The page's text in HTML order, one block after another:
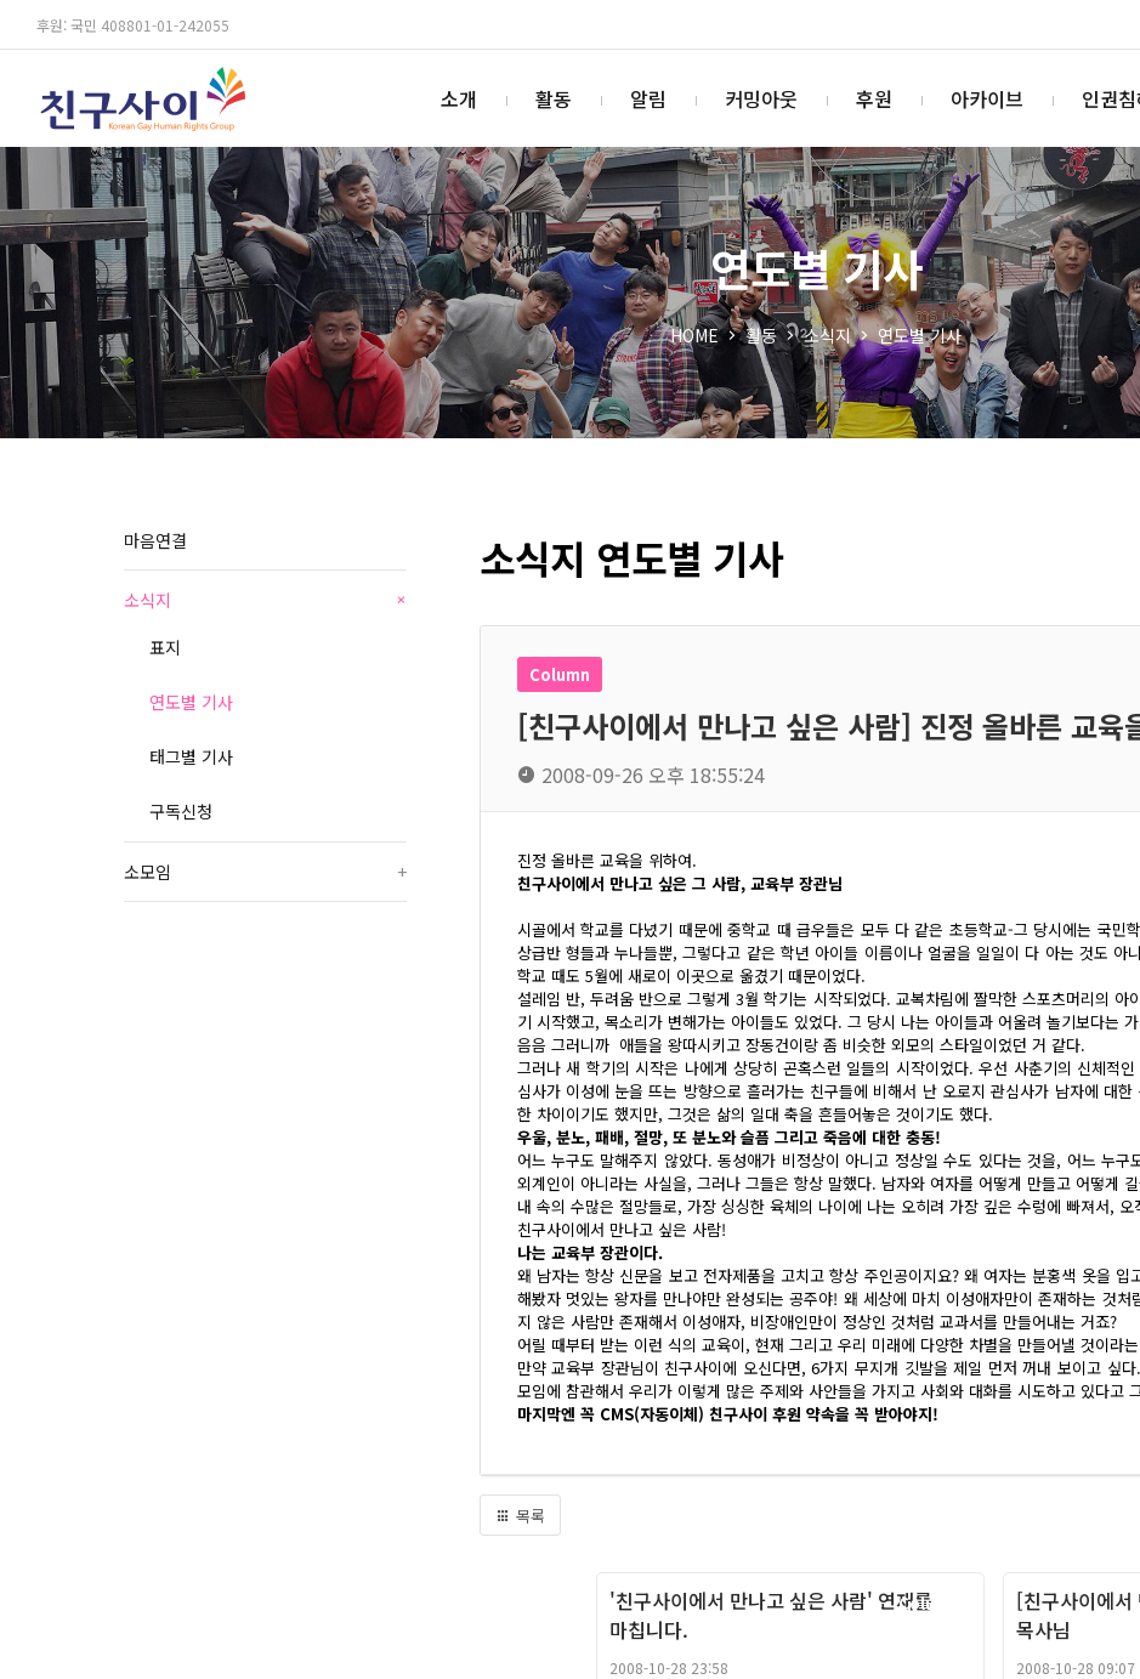
후원: 국민 408801-01-242055
소개 활동 알림 커밍아웃 후원 아카이브 인권
연도별 기사
HOME 활동 소식지 연도별 기사
마음연결
소식지 +
표지
연도별 기사
태그별 기사
구독신청
소모임 +
소식지 연도별 기사
Column
[친구사이에서 만나고 싶은 사람] 진정 올바른 교육
2008-09-26 오후 18:55:24
진정 올바른 교육을 위하여.
친구사이에서 만나고 싶은 그 사람, 교육부 장관님
시골에서 학교를 다녔기 때문에 중학교 때 급우들은 모두 다 같은 초등학교-그 당시에는 국민
상급반 형들과 누나들뿐, 그렇다고 같은 학년 아이들 이름이나 얼굴을 일일이 다 아는 것도 아
학교 때도 5월에 새로이 이곳으로 옮겼기 때문이었다.
설레임 반, 두려움 반으로 그렇게 3월 학기는 시작되었다. 교복차림에 짤막한 스포츠머리의
기 시작했고, 목소리가 변해가는 아이들도 있었다. 그 당시 나는 아이들과 어울려 놀기보다는
음음 그러니까 애들을 왕따시키고 장동건이랑 좀 비슷한 외모의 스타일이었던 거 같다.
그러나 새 학기의 시작은 나에게 상당히 곤혹스런 일들의 시작이었다. 우선 사춘기의 신체적
심사가 이성에 눈을 뜨는 방향으로 흘러가는 친구들에 비해서 난 오로지 관심사가 남자에 대
한 차이이기도 했지만, 그것은 삶의 일대 축을 흔들어놓은 것이기도 했다.
우울, 분노, 패배, 절망, 또 분노와 슬픔 그리고 죽음에 대한 충동!
어느 누구도 말해주지 않았다. 동성애가 비정상이 아니고 정상일 수도 있다는 것을, 어느 누
외계인이 아니라는 사실을, 그러나 그들은 항상 말했다. 남자와 여자를 어떻게 만들고 어떻게
내 속의 수많은 절망들로, 가장 싱싱한 육체의 나이에 나는 오히려 가장 깊은 수렁에 빠져서,
친구사이에서 만나고 싶은 사람!
나는 교육부 장관이다.
왜 남자는 항상 신문을 보고 전자제품을 고치고 항상 주인공이지요? 왜 여자는 분홍색 옷을
해봤자 멋있는 왕자를 만나야만 완성되는 공주야! 왜 세상에 마치 이성애자만이 존재하는 것
지 않은 사람만 존재해서 이성애자, 비장애인만이 정상인 것처럼 교과서를 만들어내는 거죠?
어릴 때부터 받는 이런 식의 교육이, 현재 그리고 우리 미래에 다양한 차별을 만들어낼 것이라
만약 교육부 장관님이 친구사이에 오신다면, 6가지 무지개 깃발을 제일 먼저 꺼내 보이고 싶
모임에 참관해서 우리가 이렇게 많은 주제와 사안들을 가지고 사회와 대화를 시도하고 있다고
마지막엔 꼭 CMS(자동이체) 친구사이 후원 약속을 꼭 받아야지!
목록
Column
'친구사이에서 만나고 싶은 사람' 연재를
마칩니다.
2008-10-28 23:58
[친구사이에서
목사님
2008-10-28 09:07